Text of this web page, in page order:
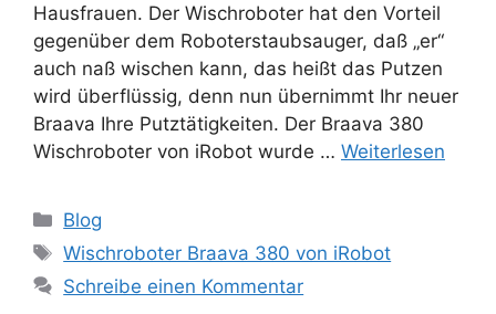
Hausfrauen. Der Wischroboter hat den Vorteil
gegenüber dem Roboterstaubsauger, daß „er“
auch naß wischen kann, das heißt das Putzen
wird überflüssig, denn nun übernimmt Ihr neuer
Braava Ihre Putztätigkeiten. Der Braava 380
Wischroboter von iRobot wurde … Weiterlesen
Kategorien
Blog
Schlagwörter
Wischroboter Braava 380 von iRobot
Schreibe einen Kommentar